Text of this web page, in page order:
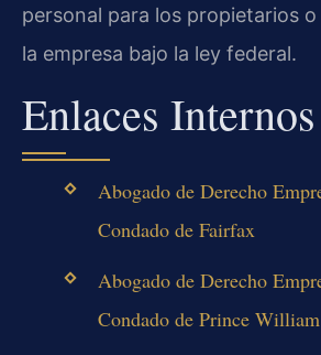
personal para los propietarios
la empresa bajo la ley federal.
Enlaces Internos
Abogado de Derecho
Condado de Fairfax
Abogado de Derecho
Condado de Prince William